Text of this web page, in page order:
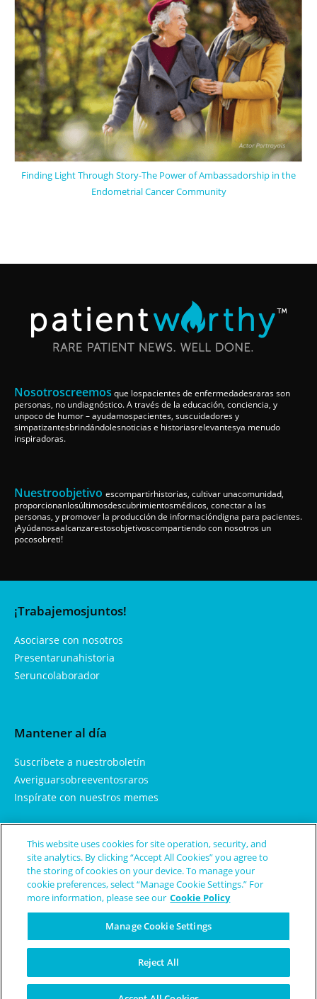
Finding Light Through Story-The Power of Ambassadorship in the
Endometrial Cancer Community
Nosotroscreemos que lospacientes de enfermedadesraras son
personas, no undiagnóstico. A través de la educación, conciencia, y
unpoco de humor – ayudamospacientes, suscuidadores y
simpatizantesbrindándolesnoticias e historiasrelevantesya menudo
inspiradoras.
Nuestroobjetivo escompartirhistorias, cultivar unacomunidad,
proporcionanlosúltimosdescubrimientosmédicos, conectar a las
personas, y promover la producción de informacióndigna para pacientes.
¡Ayúdanosaalcanzarestosobjetivoscompartiendo con nosotros un
pocosobreti!
¡Trabajemosjuntos!
Asociarse con nosotros
Presentarunahistoria
Seruncolaborador
Mantener al día
Suscríbete a nuestroboletín
Averiguarsobreeventosraros
Inspírate con nuestros memes
Aprendemás
Sobrenosotros
Enfermedades y condicionesraras
Política de privacidad
This website uses cookies for site operation, security, and
site analytics. By clicking “Accept All Cookies” you agree to
the storing of cookies on your device. To manage your
cookie preferences, select “Manage Cookie Settings.” For
more information, please see our Cookie Policy
Manage Cookie Settings
Reject All